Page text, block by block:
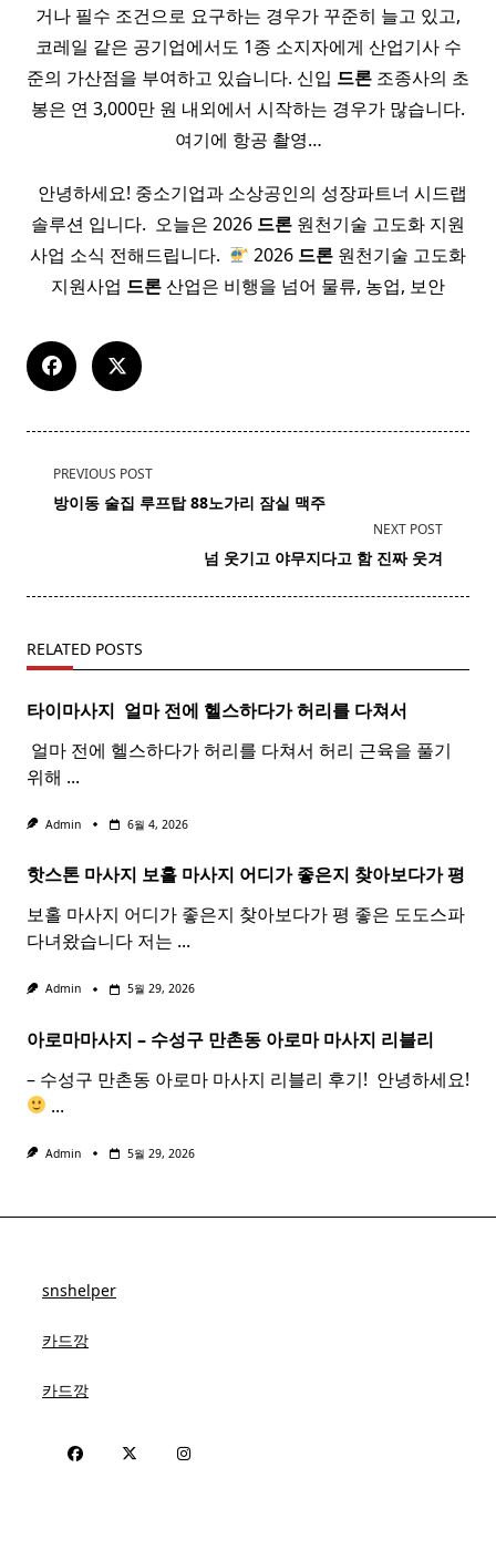
거나 필수 조건으로 요구하는 경우가 꾸준히 늘고 있고,
코레일 같은 공기업에서도 1종 소지자에게 산업기사 수
준의 가산점을 부여하고 있습니다. 신입 드론 조종사의 초
봉은 연 3,000만 원 내외에서 시작하는 경우가 많습니다.
여기에 항공 촬영…
​ ​ 안녕하세요! 중소기업과 소상공인의 성장파트너 시드랩
솔루션 입니다. ​ 오늘은 2026 드론 원천기술 고도화 지원
사업 소식 전해드립니다. ​
2026 드론 원천기술 고도화
지원사업 드론산업은 비행을 넘어 물류, 농업, 보안
<span
class="nav-
text">Page</span>
PREVIOUS POST
방이동 술집 루프탑 88노가리 잠실 맥주
NEXT POST
넘 웃기고 야무지다고 함 진짜 웃겨
RELATED POSTS
타이마사지 ​ 얼마 전에 헬스하다가 허리를 다쳐서
​ 얼마 전에 헬스하다가 허리를 다쳐서 허리 근육을 풀기
위해 ...
Admin 6월 4, 2026
핫스톤 마사지 보홀 마사지 어디가 좋은지 찾아보다가 평
보홀 마사지 어디가 좋은지 찾아보다가 평 좋은 도도스파
다녀왔습니다 저는 ...
Admin 5월 29, 2026
아로마마사지 – 수성구 만촌동 아로마 마사지 리블리
– 수성구 만촌동 아로마 마사지 리블리 후기! ​ 안녕하세요!
...
Admin 5월 29, 2026
snshelper
카드깡
카드깡